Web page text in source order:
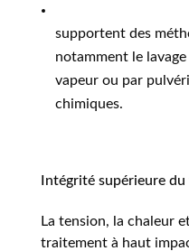
supportent des
notamment le
vapeur ou par
chimiques.
Intégrité supérieure
La tension, la chaleur
traitement à haut